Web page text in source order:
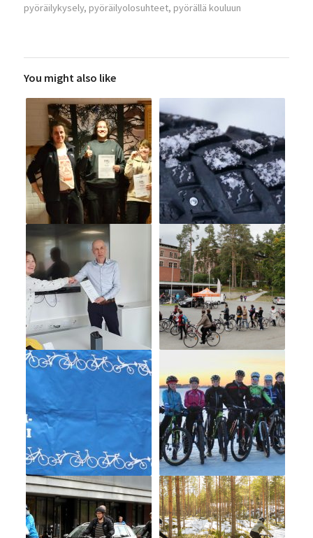
pyöräilykysely, pyöräilyolosuhteet, pyörällä kouluun
You might also like